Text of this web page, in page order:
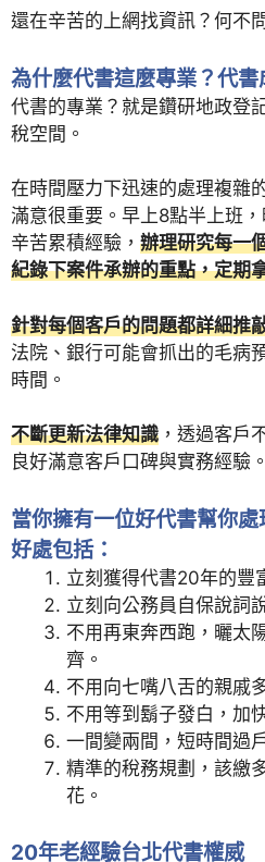
還在辛苦的上網找資訊？何不
為什麼代書這麼專業？代
代書的專業？就是鑽研地政登
稅空間。
在時間壓力下迅速的處理複雜
滿意很重要。早上8點半上班
辛苦累積經驗， 辦理研究每一
紀錄下案件承辦的重點，定期
針對每個客戶的問題都詳細推
法院、銀行可能會抓出的毛病
時間。
不斷更新法律知識 ，透過客戶
良好滿意客戶口碑與實務經驗。
當你擁有一位好代書幫你
好處包括：
立刻獲得代書20年的豐
立刻向公務員自保說詞
不用再東奔西跑，曬太
齊。
不用向七嘴八舌的親戚
不用等到鬍子發白，加
一間變兩間，短時間過
精準的稅務規劃，該繳
花。
20年老經驗台北代書權威